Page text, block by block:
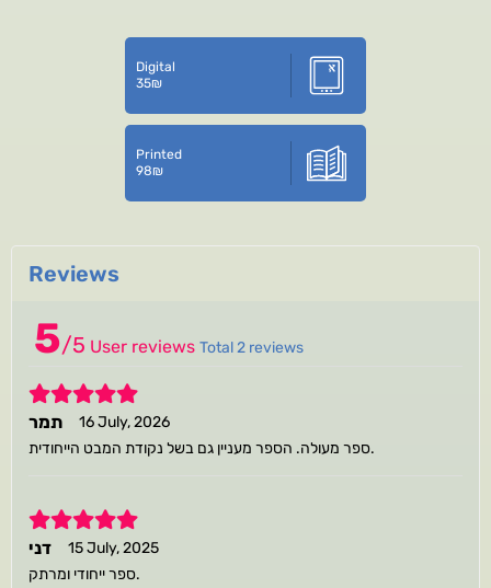
Digital
35₪
Printed
98₪
Reviews
5/5 User reviews Total 2 reviews
5
תמר
16 July, 2026
ספר מעולה. הספר מעניין גם בשל נקודת המבט הייחודית.
5
דני
15 July, 2025
ספר ייחודי ומרתק.